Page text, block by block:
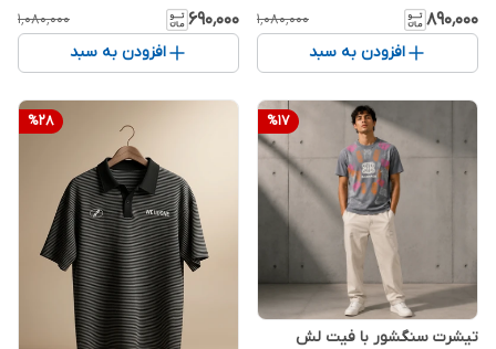
تن‌خور عالی
۸۹۰٬۰۰۰ ۱٬۰۸۰٬۰۰۰
افزودن به سبد
پریمیوم
۶۹۰٬۰۰۰ ۱٬۰۸۰٬۰۰۰
افزودن به سبد
%17
تیشرت سنگشور با فیت لش
%28